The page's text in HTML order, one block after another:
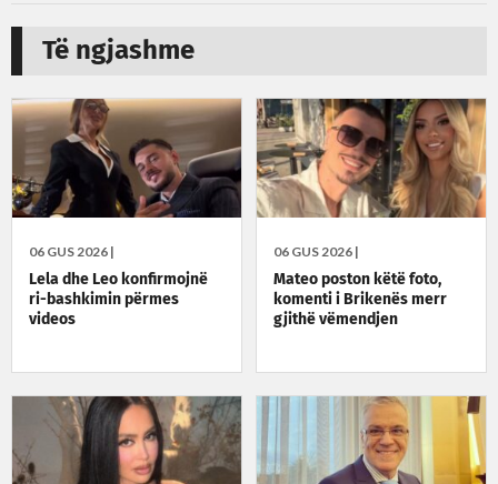
Të ngjashme
06 GUS 2026 |
Lela dhe Leo konfirmojnë
ri-bashkimin përmes
videos
06 GUS 2026 |
Mateo poston këtë foto,
komenti i Brikenës merr
gjithë vëmendjen